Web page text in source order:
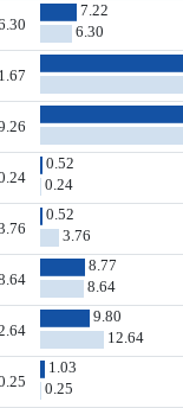
7.22
6.30
0.52
0.24
0.52
3.76
8.77
8.64
9.80
12.64
1.03
0.25